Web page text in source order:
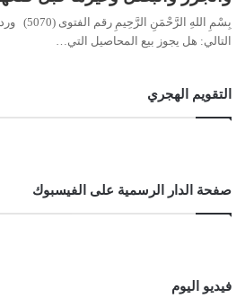
بِسْمِ اللهِ
التالي: هل يجوز بيع المحاصيل التي…
التقويم الهجري
صفحة الدار الرسمية على الفيسبوك
فيديو اليوم